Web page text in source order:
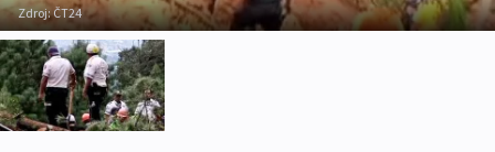
Zdroj:ČT24